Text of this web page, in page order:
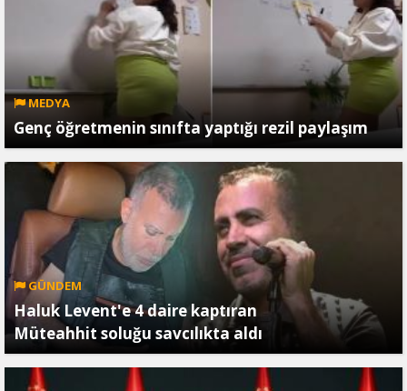
MEDYA
Genç öğretmenin sınıfta yaptığı rezil paylaşım
GÜNDEM
Haluk Levent'e 4 daire kaptıran
Müteahhit soluğu savcılıkta aldı